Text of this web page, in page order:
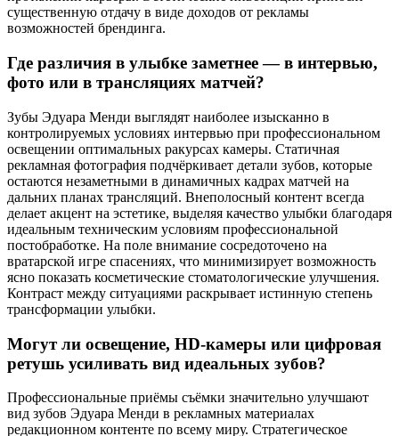
существенную отдачу в виде доходов от рекламы
возможностей брендинга.
Где различия в улыбке заметнее — в интервью,
фото или в трансляциях матчей?
Зубы Эдуара Менди выглядят наиболее изысканно в
контролируемых условиях интервью при профессиональном
освещении оптимальных ракурсах камеры. Статичная
рекламная фотография подчёркивает детали зубов, которые
остаются незаметными в динамичных кадрах матчей на
дальних планах трансляций. Внеполосный контент всегда
делает акцент на эстетике, выделяя качество улыбки благодаря
идеальным техническим условиям профессиональной
постобработке. На поле внимание сосредоточено на
вратарской игре спасениях, что минимизирует возможность
ясно показать косметические стоматологические улучшения.
Контраст между ситуациями раскрывает истинную степень
трансформации улыбки.
Могут ли освещение, HD-камеры или цифровая
ретушь усиливать вид идеальных зубов?
Профессиональные приёмы съёмки значительно улучшают
вид зубов Эдуара Менди в рекламных материалах
редакционном контенте по всему миру. Стратегическое